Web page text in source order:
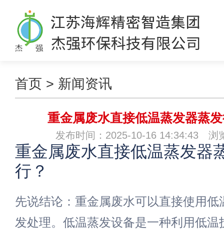
首页 > 新闻资讯
重金属废水直接低温蒸发器蒸
发布时间：2025-10-16 14:34:43 浏
重金属废水直接低温蒸发器
行？
先说结论：重金属废水可以直接使用低
发处理。低温蒸发设备是一种利用低温